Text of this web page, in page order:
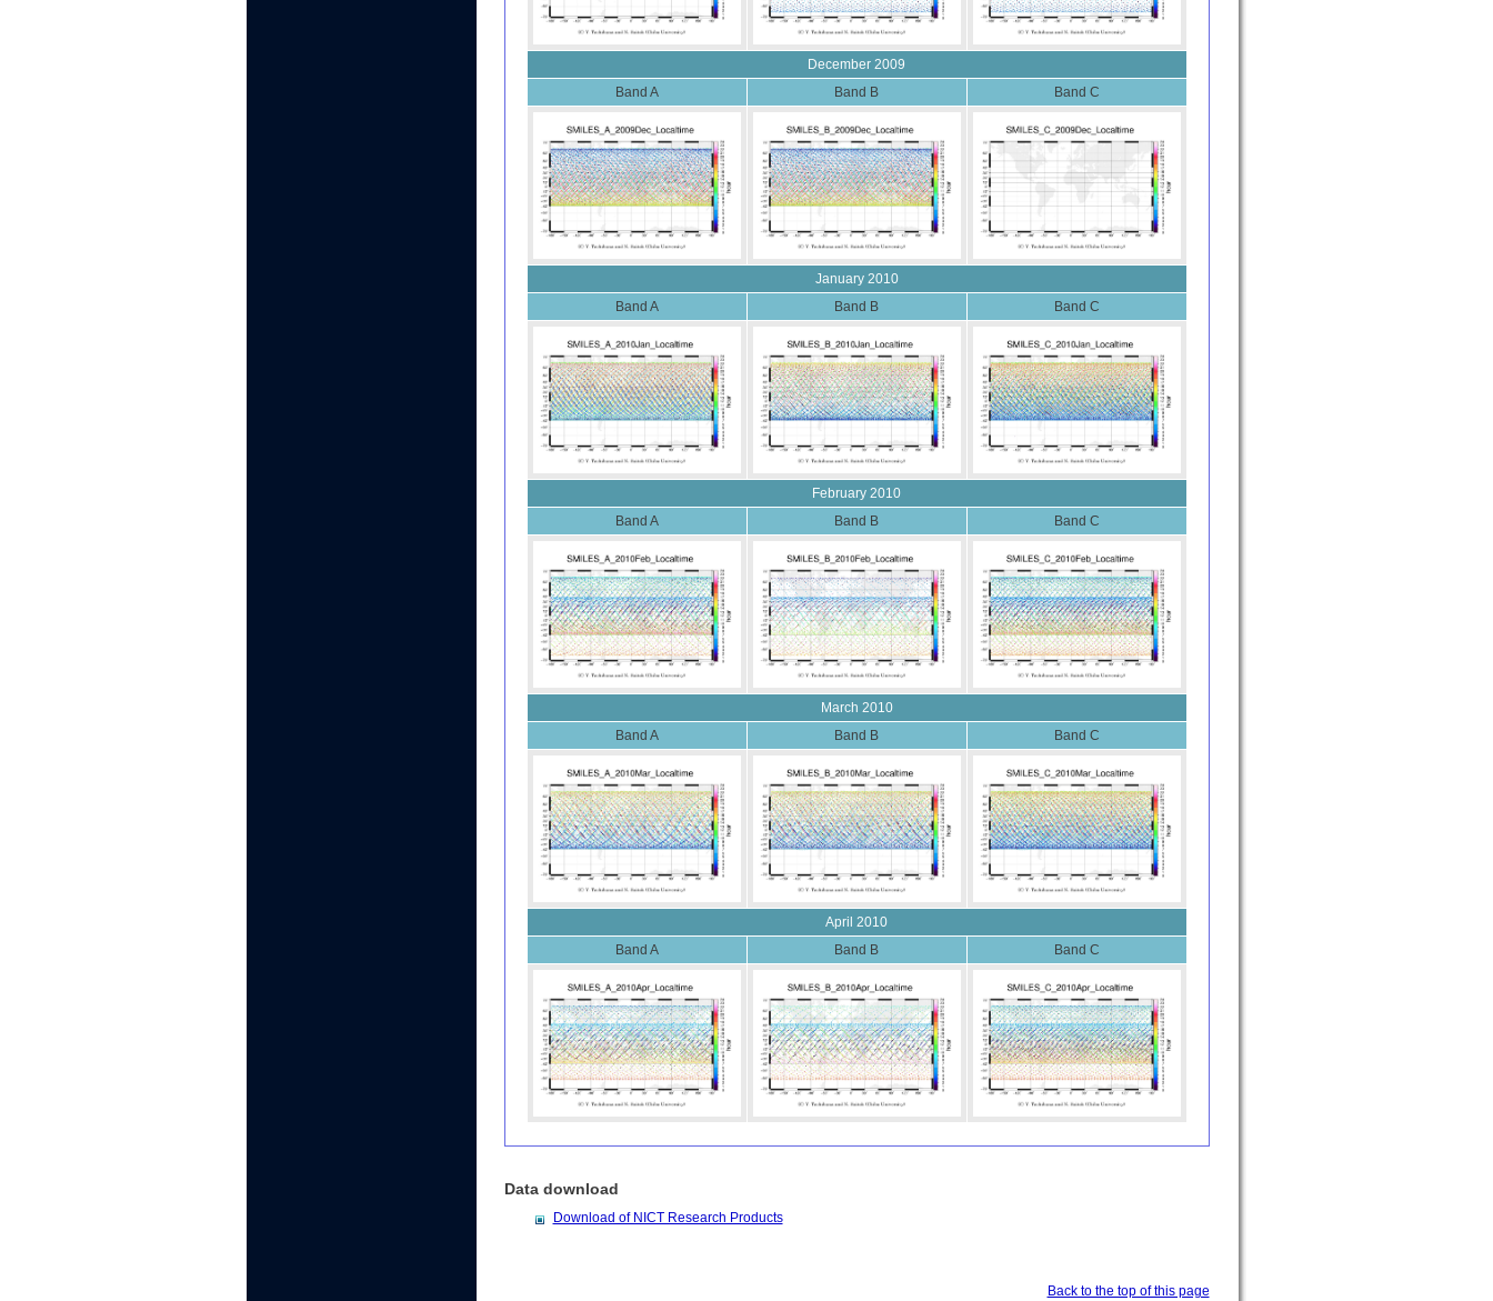
December 2009
Band A
Band B Band C
January 2010
Band A
Band B Band C
February 2010
Band A
Band B Band C
March 2010
Band A
Band B Band C
April 2010
Band A
Band B Band C
Data download
Download of NICT Research Products
Back to the top of this page